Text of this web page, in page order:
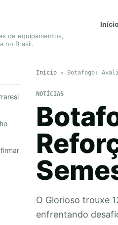
de equipamentos,
no Brasil.
Início
Início» Botafogo:
NOTÍCIAS
O Glorioso trouxe
enfrentando